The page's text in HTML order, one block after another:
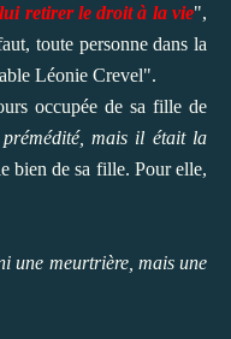
retirer le droit à la vie",
toute personne dans la
Léonie Crevel".
occupée de sa fille de
mais il était la
bien de sa fille. Pour elle,
une meurtrière, mais une